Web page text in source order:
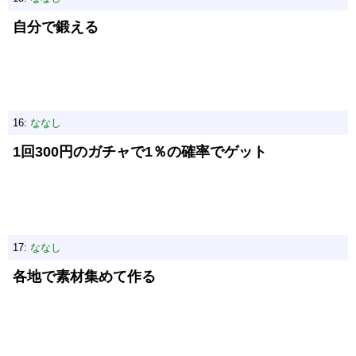
自分で鍛える
16: ななし
1回300円のガチャで1％の確率でゲット
17: ななし
各地で素材集めて作る